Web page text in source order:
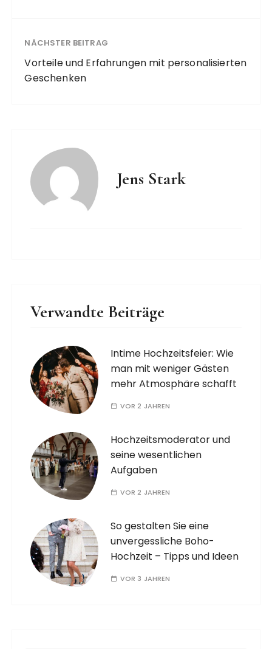
NÄCHSTER BEITRAG
Vorteile und Erfahrungen mit personalisierten
Geschenken
Jens Stark
Verwandte Beiträge
Intime Hochzeitsfeier: Wie
man mit weniger Gästen
mehr Atmosphäre schafft
VOR 2 JAHREN
Hochzeitsmoderator und
seine wesentlichen
Aufgaben
VOR 2 JAHREN
So gestalten Sie eine
unvergessliche Boho-
Hochzeit – Tipps und Ideen
VOR 3 JAHREN